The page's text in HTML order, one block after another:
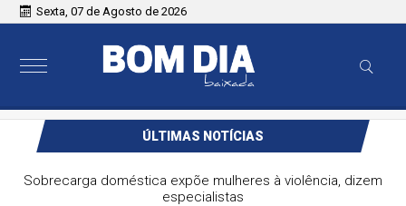
Sexta, 07 de Agosto de 2026
ÚLTIMAS NOTÍCIAS
Sobrecarga doméstica expõe mulheres à violência, dizem
especialistas